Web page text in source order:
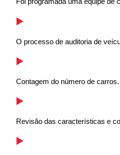
O processo de auditoria de
Contagem do número de carros.
Revisão das características e